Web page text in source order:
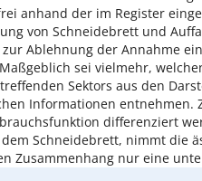
anhand der im Register
von Schneidebrett und
Ablehnung der Annahme
sei vielmehr,
Sektors aus den
Informationen entnehmen.
differenziert
Schneidebrett, nimmt die
Zusammenhang nur eine
betont der BGH, dass